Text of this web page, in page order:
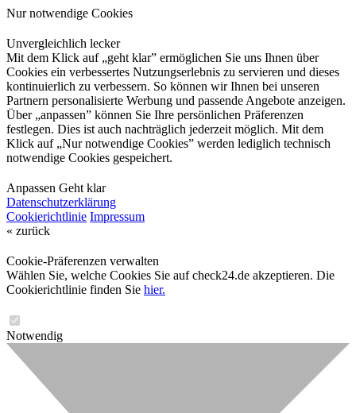
Nur notwendige Cookies
Unvergleichlich lecker
Mit dem Klick auf „geht klar” ermöglichen Sie uns Ihnen über
Cookies ein verbessertes Nutzungserlebnis zu servieren und dieses
kontinuierlich zu verbessern. So können wir Ihnen bei unseren
Partnern personalisierte Werbung und passende Angebote anzeigen.
Über „anpassen” können Sie Ihre persönlichen Präferenzen
festlegen. Dies ist auch nachträglich jederzeit möglich. Mit dem
Klick auf „Nur notwendige Cookies” werden lediglich technisch
notwendige Cookies gespeichert.
Anpassen Geht klar
Datenschutzerklärung
Cookierichtlinie Impressum
« zurück
Cookie-Präferenzen verwalten
Wählen Sie, welche Cookies Sie auf check24.de akzeptieren. Die
Cookierichtlinie finden Sie hier.
Notwendig